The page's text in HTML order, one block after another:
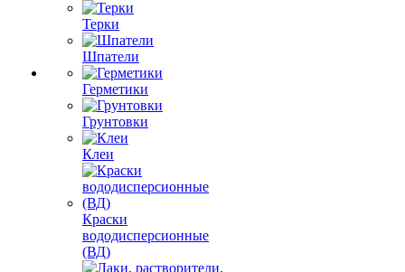
Терки
Шпатели
Герметики
Грунтовки
Клеи
Краски
вододисперсионные
(ВД)